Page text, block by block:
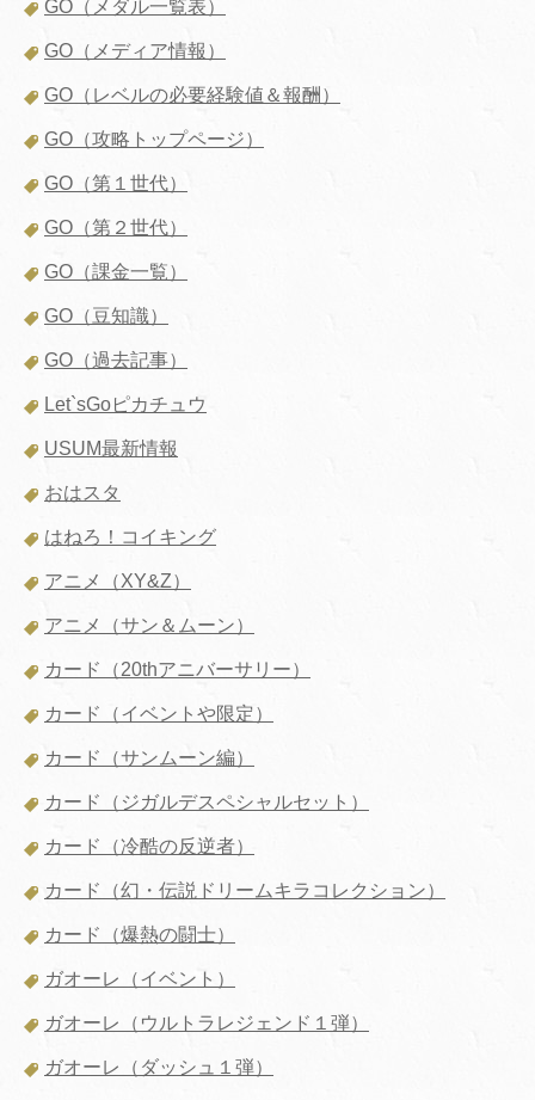
GO（メダル一覧表）
GO（メディア情報）
GO（レベルの必要経験値＆報酬）
GO（攻略トップページ）
GO（第１世代）
GO（第２世代）
GO（課金一覧）
GO（豆知識）
GO（過去記事）
Let`sGoピカチュウ
USUM最新情報
おはスタ
はねろ！コイキング
アニメ（XY&Z）
アニメ（サン＆ムーン）
カード（20thアニバーサリー）
カード（イベントや限定）
カード（サンムーン編）
カード（ジガルデスペシャルセット）
カード（冷酷の反逆者）
カード（幻・伝説ドリームキラコレクション）
カード（爆熱の闘士）
ガオーレ（イベント）
ガオーレ（ウルトラレジェンド１弾）
ガオーレ（ダッシュ１弾）